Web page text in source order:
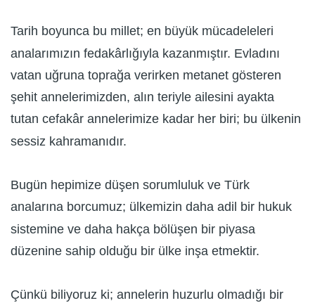
Tarih boyunca bu millet; en büyük mücadeleleri
analarımızın fedakârlığıyla kazanmıştır. Evladını
vatan uğruna toprağa verirken metanet gösteren
şehit annelerimizden, alın teriyle ailesini ayakta
tutan cefakâr annelerimize kadar her biri; bu ülkenin
sessiz kahramanıdır.
Bugün hepimize düşen sorumluluk ve Türk
analarına borcumuz; ülkemizin daha adil bir hukuk
sistemine ve daha hakça bölüşen bir piyasa
düzenine sahip olduğu bir ülke inşa etmektir.
Çünkü biliyoruz ki; annelerin huzurlu olmadığı bir